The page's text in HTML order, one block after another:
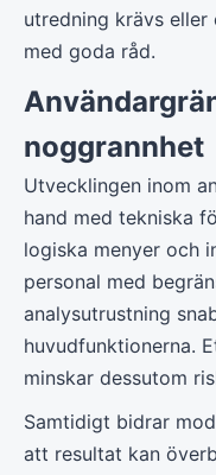
utredning krävs eller
med goda råd.
noggrannhet
Utvecklingen inom
hand med tekniska
logiska menyer och
personal med
analysutrustning
huvudfunktionerna.
minskar dessutom
Samtidigt bidrar
att resultat kan